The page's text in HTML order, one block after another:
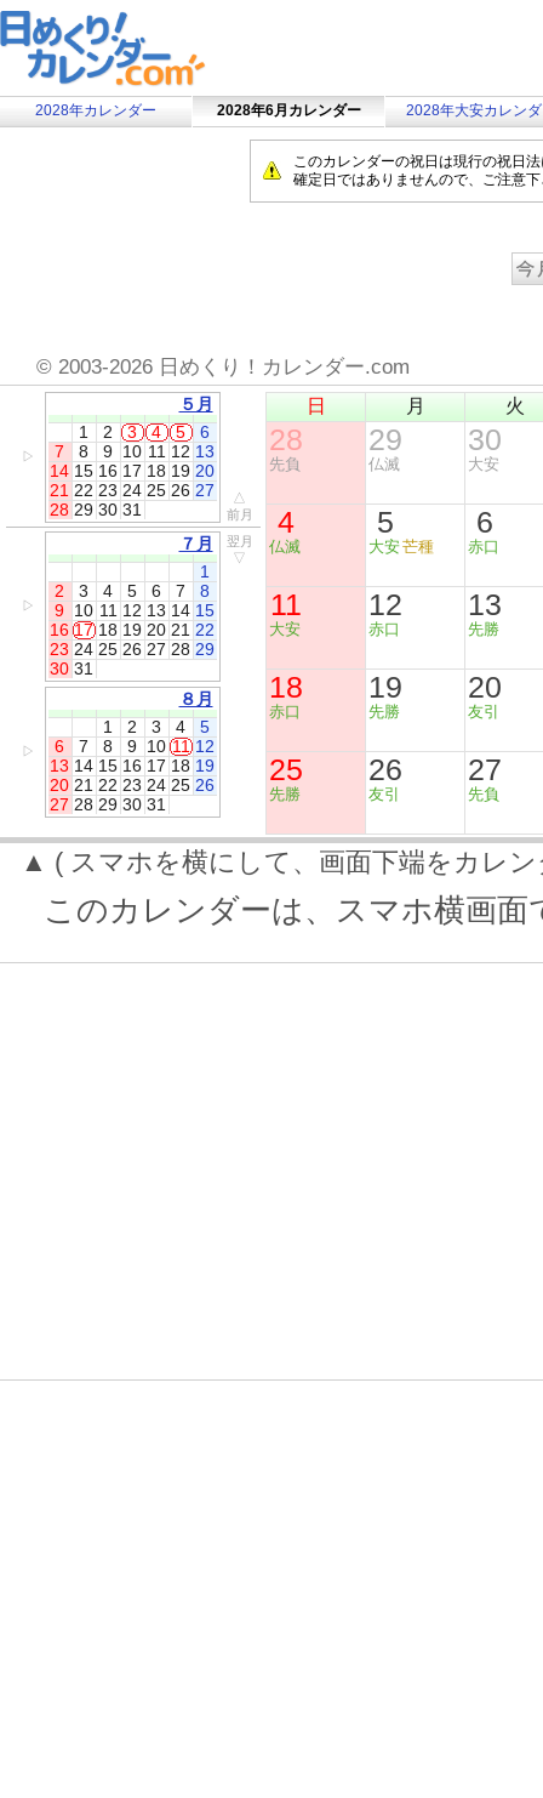
2028年カレンダー 2028年6月カレンダー 2028年大安カレン
このカレンダーの祝日は現行の祝日
確定日ではありませんので、ご注意
© 2003-2026 日めくり！カレンダー.com
▷
５月
1
2 3 4 5
6
7
8 9 10 11 12 13
14 15 16 17 18 19 20
21 22 23 24 25 26 27
28 29 30 31
△
前月
▷
７月
1
2
3 4 5 6 7
8
9 10 11 12 13 14 15
16 17 18 19 20 21 22
23 24 25 26 27 28 29
30 31
翌月
▽
▷
８月
1
2 3 4
5
6
7 8 9 10 11 12
13 14 15 16 17 18 19
20 21 22 23 24 25 26
27 28 29 30 31
日 月 火
28
先負
29
仏滅
30
大安
4
仏滅
5
大安芒種
6
赤口
11
大安
12
赤口
13
先勝
18
赤口
19
先勝
20
友引
25
先勝
26
友引
27
先負
▲ ( スマホを横にして、画面下端をカレ
このカレンダーは、スマホ横画面